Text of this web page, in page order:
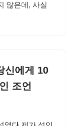
않은데, 사실
신에게 10
조언